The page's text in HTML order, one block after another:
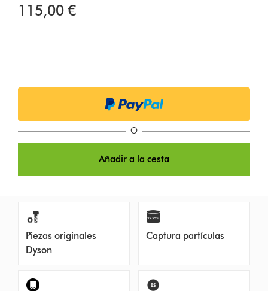
115,00 €
O
Añadir a la cesta
Piezas originales
Dyson
Captura partículas